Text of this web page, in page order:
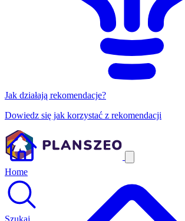
Jak działają rekomendacje?
Dowiedz się jak korzystać z rekomendacji
Home
Szukaj